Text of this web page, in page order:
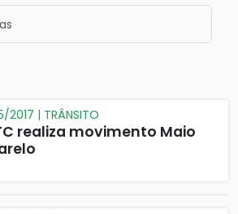
2017 | TRÂNSITO
realiza movimento Maio